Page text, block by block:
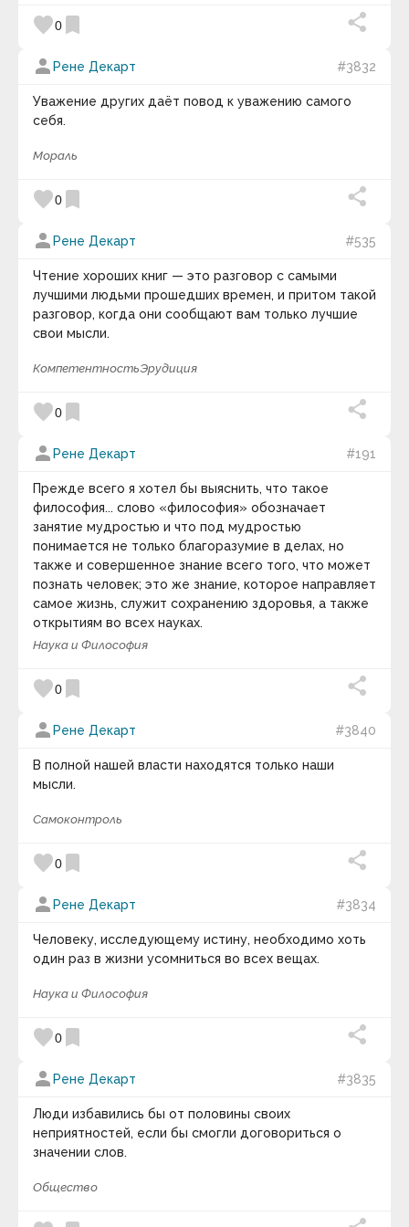
Андрей Кнышев
Андрей Курпатов
Андрей Линде
Анри Барбюс
Анри-Фредерик Амьель
Антисфен
Антон Макаренко
Антон Рубинштейн
Антон Харевич
Антуан де Сент-Экзюпери
Аристипп
Аристотель Онассис
Аркадий и Борис Стругацкие
Аркадий Рэм
Арманд Хаммер
Арнольд Тойнби
Арсен Рябуха
Артур Кларк
Артур Онкен Лавджой
Артур Стэнли Эддингтон
Артур Шарифов
Артуро Перес-Реверте
Арчибалд Маклиш
Астольф де Кюстин
Аугусту Кури
Бакминстер Фуллер
Бартоломео Карло Растрелли
Бауржан Тойшибеков
Беар Гриллс
Беляев Игорь Александрович
Бенджамин Дизраэли
Бенджамин Франклин
Бернар Вербер
Бернард Мандевиль
Бертран Рассел
Бил Кин
Билл Каулитц
Билли Уайлдер
Блез Паскаль
Боб Итон
Боб Парсонс
Бодо Шефер
Борис Акунин
Борис Евгеньевич Штерн
Борис Михайлович Теплов
Борис Юрьевич Кригер
Брайан Грин
Брайан Трейси
Братченко Сергей
Брюс Ли
Брюс Якоски
Будда
Вазовская И.Н.
Вайзер Татьяна Владиславовна
favorite0 bookmark
person Рене Декарт #3832
Уважение других даёт повод к уважению самого
себя.
Мораль
favorite0 bookmark
person Рене Декарт #535
Чтение хороших книг — это разговор с самыми
лучшими людьми прошедших времен, и притом такой
разговор, когда они сообщают вам только лучшие
свои мысли.
КомпетентностьЭрудиция
favorite0 bookmark
person Рене Декарт #191
Прежде всего я хотел бы выяснить, что такое
философия... слово «философия» обозначает
занятие мудростью и что под мудростью
понимается не только благоразумие в делах, но
также и совершенное знание всего того, что может
познать человек; это же знание, которое направляет
самое жизнь, служит сохранению здоровья, а также
открытиям во всех науках.
Наука и Философия
favorite0 bookmark
person Рене Декарт #3840
В полной нашей власти находятся только наши
мысли.
Самоконтроль
favorite0 bookmark
person Рене Декарт #3834
Человеку, исследующему истину, необходимо хоть
один раз в жизни усомниться во всех вещах.
Наука и Философия
favorite0 bookmark
person Рене Декарт #3835
Люди избавились бы от половины своих
неприятностей, если бы смогли договориться о
значении слов.
Общество